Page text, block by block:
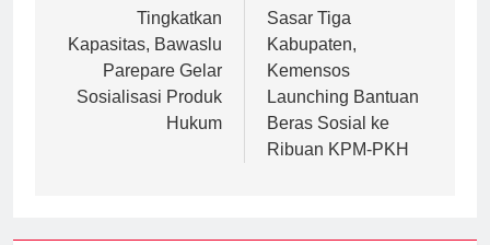
Tingkatkan
Kapasitas, Bawaslu
Parepare Gelar
Sosialisasi Produk
Hukum
Sasar Tiga
Kabupaten,
Kemensos
Launching Bantuan
Beras Sosial ke
Ribuan KPM-PKH